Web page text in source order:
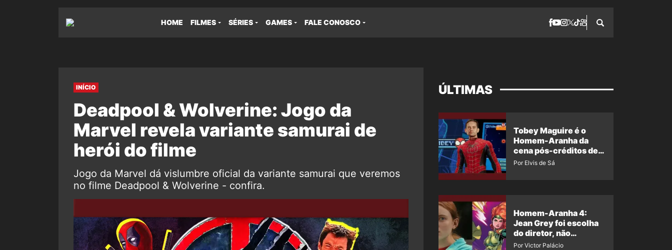
HOME FILMES SÉRIES GAMES FALE CONOSCO
INÍCIO
Deadpool & Wolverine: Jogo da
Marvel revela variante samurai de
herói do filme
Jogo da Marvel dá vislumbre oficial da variante samurai que veremos
no filme Deadpool & Wolverine - confira.
ÚLTIMAS
Tobey Maguire é o
Homem-Aranha da
cena pós-créditos de
Um Novo Dia?
Por Elvis de Sá
Homem-Aranha 4:
Jean Grey foi escolha
do diretor, não
imposição da Marvel
Por Victor Palácio